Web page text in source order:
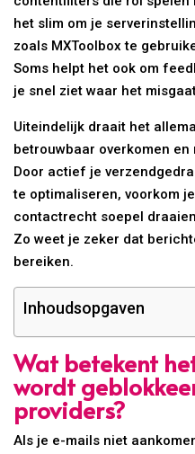
het slim om je
zoals MXToolbox te
Soms helpt het ook om
je snel ziet waar het
Uiteindelijk draait het
betrouwbaar overkomen
Door actief je
te optimaliseren, voorkom
contactrecht soepel
Zo weet je zeker dat
bereiken.
Inhoudsopgaven
Wat betekent
wordt
providers?
Als je e-mails niet